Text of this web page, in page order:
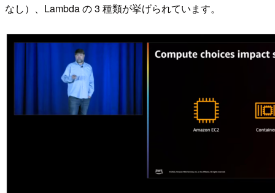
なし）、Lambda の 3 種類が挙げられています。